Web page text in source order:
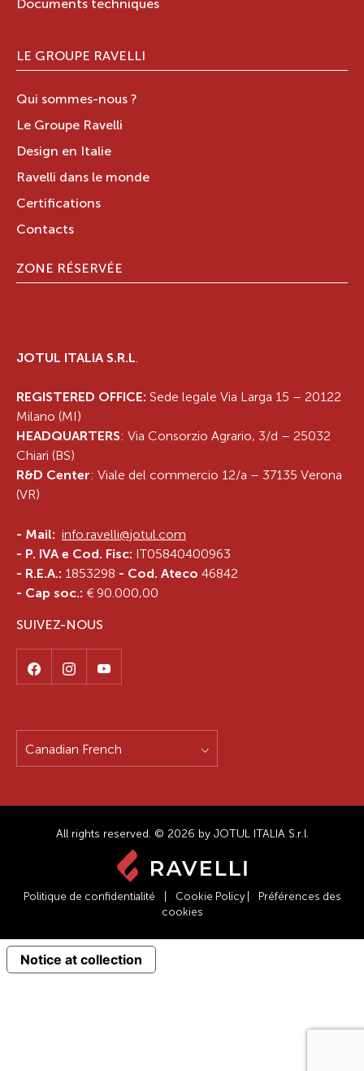
Documents techniques
LE GROUPE RAVELLI
Qui sommes-nous ?
Le Groupe Ravelli
Design en Italie
Ravelli dans le monde
Certifications
Contacts
ZONE RÉSERVÉE
JOTUL ITALIA S.R.L.
REGISTERED OFFICE: Sede legale Via Larga 15 – 20122
Milano (MI)
HEADQUARTERS: Via Consorzio Agrario, 3/d – 25032
Chiari (BS)
R&D Center: Viale del commercio 12/a – 37135 Verona
(VR)
- Mail: info.ravelli@jotul.com
- P. IVA e Cod. Fisc: IT05840400963
- R.E.A.: 1853298 - Cod. Ateco 46842
- Cap soc.: € 90.000,00
SUIVEZ-NOUS
Canadian French
All rights reserved. © 2026 by JOTUL ITALIA S.r.l.
Politique de confidentialité Cookie Policy
Préférences des
cookies
Notice at collection